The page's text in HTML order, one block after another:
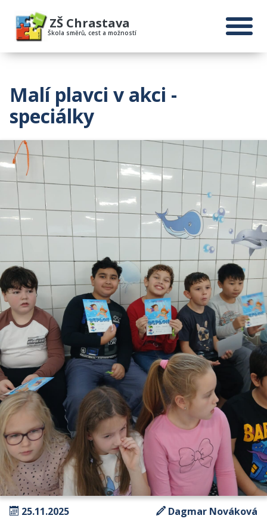
ZŠ Chrastava
Škola směrů, cest a možností
Malí plavci v akci -
speciálky
25.11.2025 Dagmar Nováková